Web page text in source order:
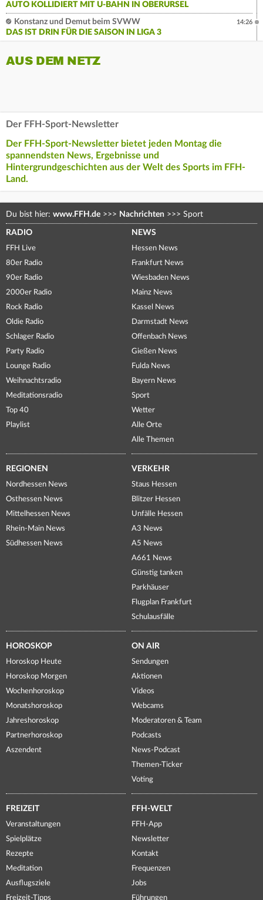
AUTO KOLLIDIERT MIT U-BAHN IN OBERURSEL
Konstanz und Demut beim SVWW
DAS IST DRIN FÜR DIE SAISON IN LIGA 3
14:26
AUS DEM NETZ
Der FFH-Sport-Newsletter
Der FFH-Sport-Newsletter bietet jeden Montag die
spannendsten News, Ergebnisse und
Hintergrundgeschichten aus der Welt des Sports im FFH-
Land.
Du bist hier: www.FFH.de >>> Nachrichten >>> Sport
RADIO
FFH Live
80er Radio
90er Radio
2000er Radio
Rock Radio
Oldie Radio
Schlager Radio
Party Radio
Lounge Radio
Weihnachtsradio
Meditationsradio
Top 40
Playlist
NEWS
Hessen News
Frankfurt News
Wiesbaden News
Mainz News
Kassel News
Darmstadt News
Offenbach News
Gießen News
Fulda News
Bayern News
Sport
Wetter
Alle Orte
Alle Themen
REGIONEN
Nordhessen News
Osthessen News
Mittelhessen News
Rhein-Main News
Südhessen News
VERKEHR
Staus Hessen
Blitzer Hessen
Unfälle Hessen
A3 News
A5 News
A661 News
Günstig tanken
Parkhäuser
Flugplan Frankfurt
Schulausfälle
HOROSKOP
Horoskop Heute
Horoskop Morgen
Wochenhoroskop
Monatshoroskop
Jahreshoroskop
Partnerhoroskop
Aszendent
ON AIR
Sendungen
Aktionen
Videos
Webcams
Moderatoren & Team
Podcasts
News-Podcast
Themen-Ticker
Voting
FREIZEIT
Veranstaltungen
Spielplätze
Rezepte
Meditation
Ausflugsziele
Freizeit-Tipps
FFH-WELT
FFH-App
Newsletter
Kontakt
Frequenzen
Jobs
Führungen